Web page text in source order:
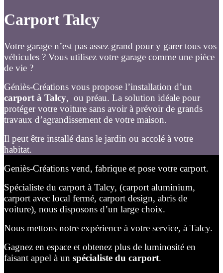
Carport Talcy
Votre garage n’est pas assez grand pour y garer tous vos
véhicules ? Vous utilisez votre garage comme une pièce
de vie ?
Géniès-Créations vous propose l’installation d’un
carport à Talcy, ou préau. La solution idéale pour
protéger votre voiture sans avoir à prévoir de grands
travaux d’agrandissement de votre maison.
Il peut être installé dans le jardin ou accolé à votre
habitat.
Geniès-Créations vend, fabrique et pose votre carport.
Spécialiste du carport à Talcy, (carport aluminium,
carport avec local fermé, carport design, abris de
voiture), nous disposons d’un large choix.
Nous mettons notre expérience à votre service, à Talcy.
Gagnez en espace et obtenez plus de luminosité en
faisant appel à un spécialiste du carport.